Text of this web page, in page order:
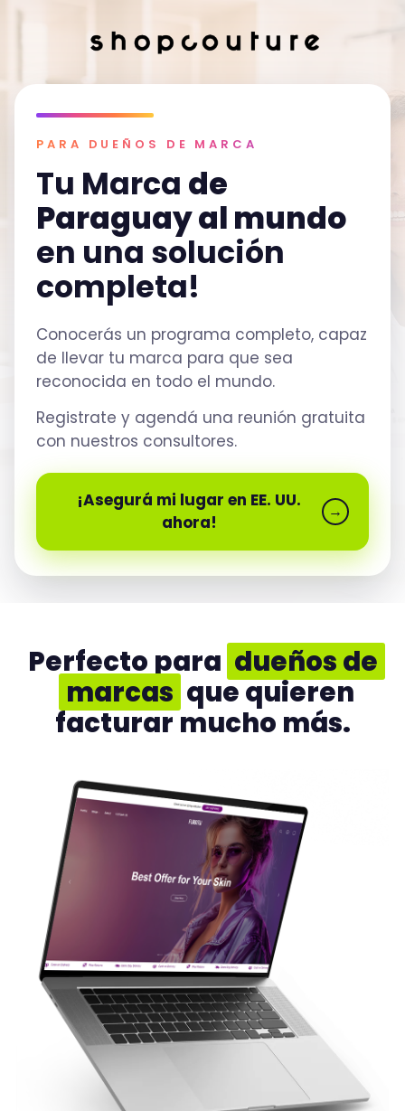
PARA DUEÑOS DE MARCA
Tu Marca de
Paraguay al mundo
en una solución
completa!
Conocerás un programa completo, capaz
de llevar tu marca para que sea
reconocida en todo el mundo.
Registrate y agendá una reunión gratuita
con nuestros consultores.
¡Asegurá mi lugar en EE. UU.
ahora!
→
Perfecto para dueños de
marcas que quieren
facturar mucho más.